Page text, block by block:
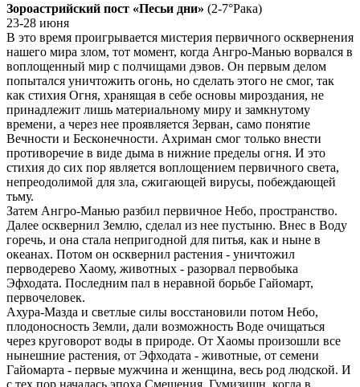
Зороастрийский пост «Песьи дни» (2-7°Рака)
23-28 июня
В это время проигрывается мистерия первичного осквернения
нашего мира злом, тот момент, когда Ангро-Манью ворвался в
воплощенный мир с полчищами дэвов. Он первым делом
попытался уничтожить огонь, но сделать этого не смог, так
как стихия Огня, хранящая в себе основы мироздания, не
принадлежит лишь материальному миру и замкнутому
времени, а через нее проявляется Зерван, само понятие
Вечности и Бесконечности. Ахриман смог только внести
противоречие в виде дыма в нижние пределы огня. И это
стихия до сих пор является воплощением первичного света,
непреодолимой для зла, сжигающей вирусы, побеждающей
тьму.
Затем Ангро-Манью разбил первичное Небо, пространство.
Далее осквернил Землю, сделал из нее пустыню. Внес в Воду
горечь, и она стала непригодной для питья, как и ныне в
океанах. Потом он осквернил растения - уничтожил
перводерево Хаому, животных - разорвал первобыка
Эфходата. Последним пал в неравной борьбе Гайомарт,
первочеловек.
Ахура-Мазда и светлые силы восстановили потом Небо,
плодоносность Земли, дали возможность Воде очищаться
через круговорот воды в природе. От Хаомы произошли все
нынешние растения, от Эфходата - животные, от семени
Гайомарта - первые мужчина и женщина, весь род людской. И
с тех пор началась эпоха Смешения, Гумизишн, когда в